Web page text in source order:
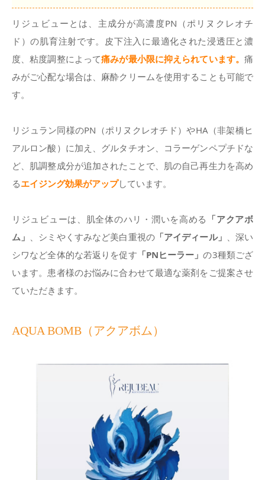
リジュビューとは、主成分が高濃度PN（ポリヌクレオチ
ド）の肌育注射です。皮下注入に最適化された浸透圧と濃
度、粘度調整によって痛みが最小限に抑えられています。痛
みがご心配な場合は、麻酔クリームを使用することも可能で
す。
リジュラン同様のPN（ポリヌクレオチド）やHA（非架橋ヒ
アルロン酸）に加え、グルタチオン、コラーゲンペプチドな
ど、肌調整成分が追加されたことで、肌の自己再生力を高め
るエイジング効果がアップしています。
リジュビューは、肌全体のハリ・潤いを高める 「アクアボ
ム」 、シミやくすみなど美白重視の「アイディール」 、深い
シワなど全体的な若返りを促す 「PNヒーラー」の3種類ござ
います。患者様のお悩みに合わせて最適な薬剤をご提案させ
ていただきます。
AQUA BOMB（アクアボム）